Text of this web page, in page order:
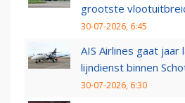
grootste
30-07-2026, 6:45
AIS Airlines gaat
lijndienst binnen
30-07-2026, 6:30